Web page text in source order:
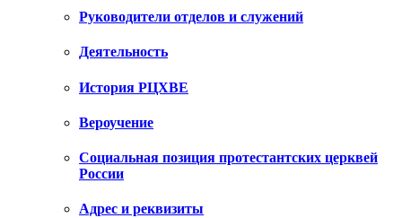
Руководители отделов и служений
Деятельность
История РЦХВЕ
Вероучение
Социальная позиция протестантских церквей
России
Адрес и реквизиты